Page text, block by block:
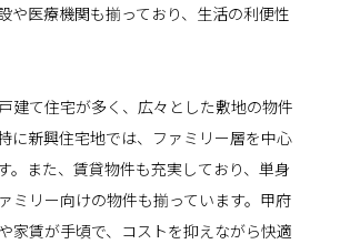
や医療機関も揃っており、生活の利便性
建て住宅が多く、広々とした敷地の物件
に新興住宅地では、ファミリー層を中心
。また、賃貸物件も充実しており、単身
ミリー向けの物件も揃っています。甲府
家賃が手頃で、コストを抑えながら快適